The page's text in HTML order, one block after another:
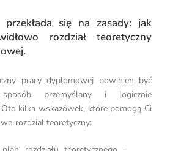
się na zasady: jak
rozdział teoretyczny
pracy dyplomowej powinien być
przemyślany i logicznie
kilka wskazówek, które pomogą Ci
rozdział teoretyczny: